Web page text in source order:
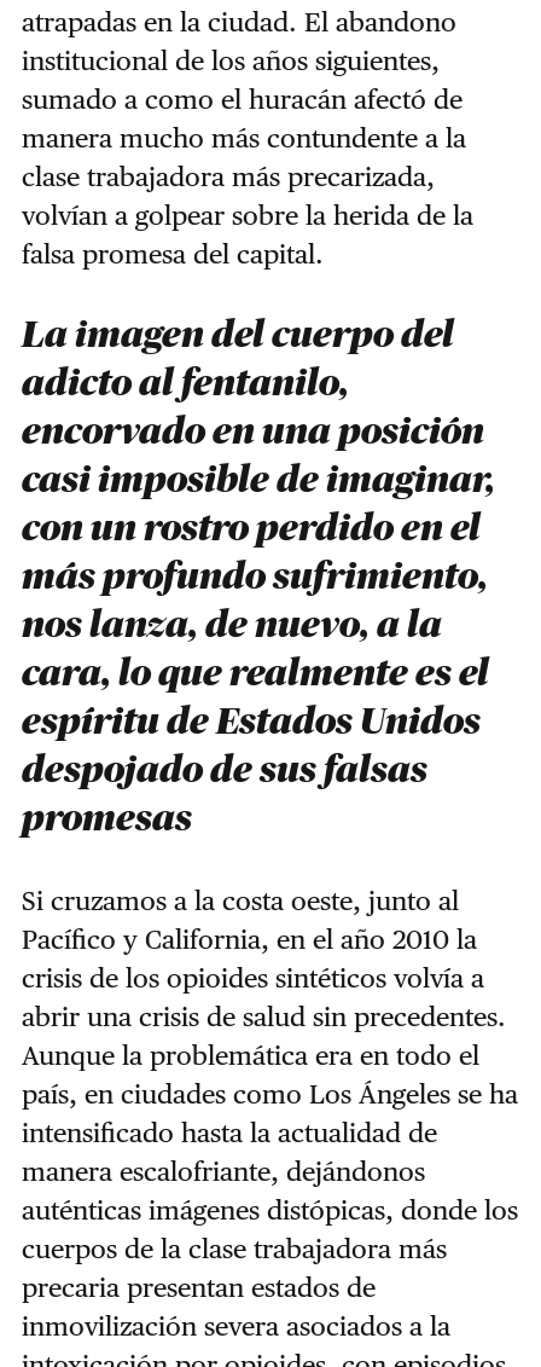
atrapadas en la ciudad. El abandono
institucional de los años siguientes,
sumado a como el huracán afectó de
manera mucho más contundente a la
clase trabajadora más precarizada,
volvían a golpear sobre la herida de la
falsa promesa del capital.
La imagen del cuerpo del
adicto al fentanilo,
encorvado en una posición
casi imposible de imaginar,
con un rostro perdido en el
más profundo sufrimiento,
nos lanza, de nuevo, a la
cara, lo que realmente es el
espíritu de Estados Unidos
despojado de sus falsas
promesas
Si cruzamos a la costa oeste, junto al
Pacífico y California, en el año 2010 la
crisis de los opioides sintéticos volvía a
abrir una crisis de salud sin precedentes.
Aunque la problemática era en todo el
país, en ciudades como Los Ángeles se ha
intensificado hasta la actualidad de
manera escalofriante, dejándonos
auténticas imágenes distópicas, donde los
cuerpos de la clase trabajadora más
precaria presentan estados de
inmovilización severa asociados a la